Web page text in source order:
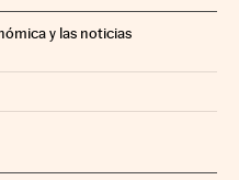
y las noticias
Twitter